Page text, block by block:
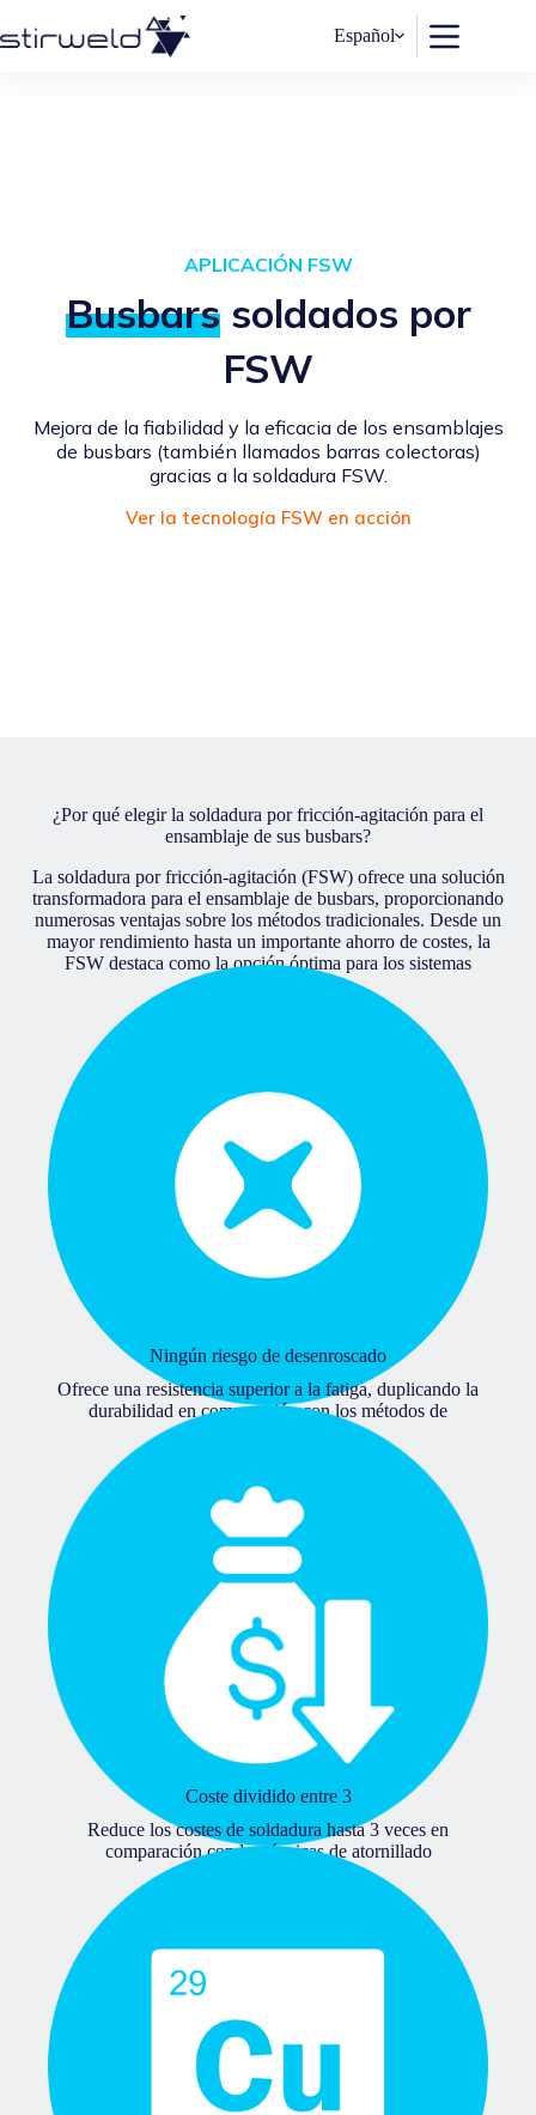
al
contenido
Español
APLICACIÓN FSW
Busbars soldados por
FSW
Mejora de la fiabilidad y la eficacia de los ensamblajes
de busbars (también llamados barras colectoras)
gracias a la soldadura FSW.
Ver la tecnología FSW en acción
¿Por qué elegir la soldadura por fricción-agitación para el
ensamblaje de sus busbars?
La soldadura por fricción-agitación (FSW) ofrece una solución
transformadora para el ensamblaje de busbars, proporcionando
numerosas ventajas sobre los métodos tradicionales. Desde un
mayor rendimiento hasta un importante ahorro de costes, la
FSW destaca como la opción óptima para los sistemas
eléctricos modernos.
Ningún riesgo de desenroscado
Ofrece una resistencia superior a la fatiga, duplicando la
durabilidad en comparación con los métodos de
atornillado tradicionales.
Coste dividido entre 3
Reduce los costes de soldadura hasta 3 veces en
comparación con las técnicas de atornillado